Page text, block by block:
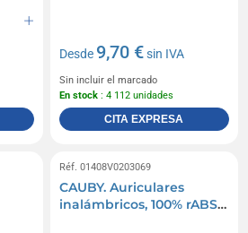
Desde 9,70 €sin IVA
Sin incluir el marcado
En stock : 4 112 unidades
CITA EXPRESA
Réf. 01408V0203069
CAUBY. Auriculares
inalámbricos, 100% rABS,